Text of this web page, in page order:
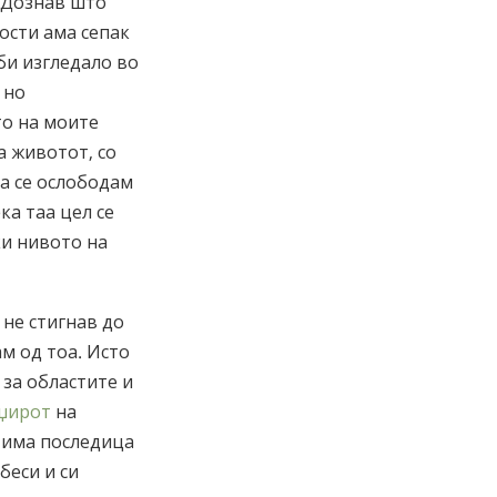
ама сепак
изгледало во
на моите
животот, со
се ослободам
таа цел се
нивото на
стигнав до
од тоа. Исто
областите и
на
последица
и си